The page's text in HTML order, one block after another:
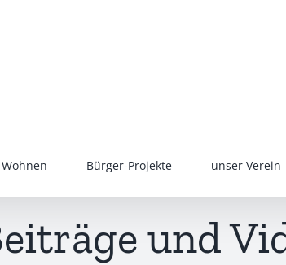
Bürger-Projekte unser Verein
und